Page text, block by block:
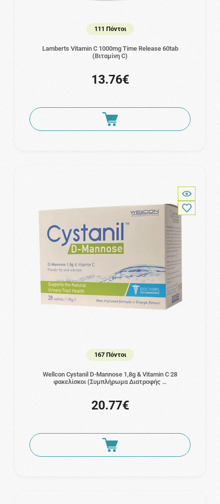
111 Πόντοι
Lamberts Vitamin C 1000mg Time Release 60tab
(Βιταμίνη C)
13.76€
167 Πόντοι
Wellcon Cystanil D-Mannose 1,8g & Vitamin C 28
φακελίσκοι (Συμπλήρωμα Διατροφής …
20.77€